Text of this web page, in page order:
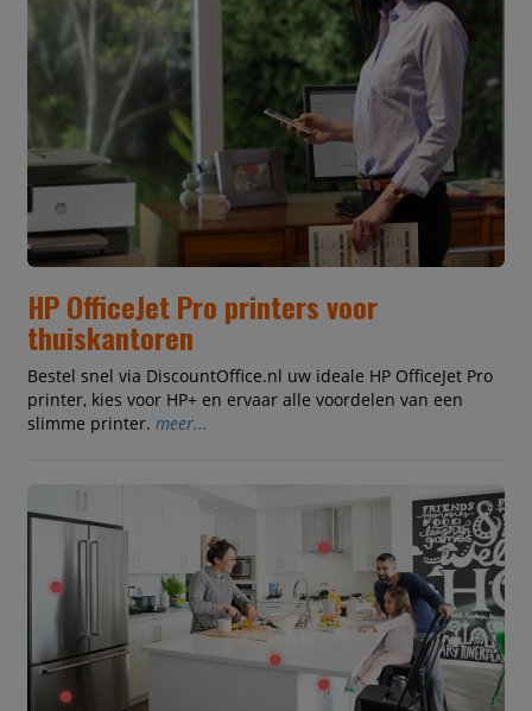
HP OfficeJet Pro printers voor
thuiskantoren
Bestel snel via DiscountOffice.nl uw ideale HP OfficeJet Pro
printer, kies voor HP+ en ervaar alle voordelen van een
slimme printer. meer...